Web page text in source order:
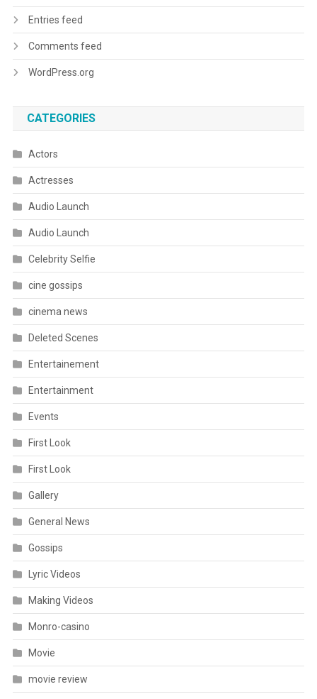
Entries feed
Comments feed
WordPress.org
CATEGORIES
Actors
Actresses
Audio Launch
Audio Launch
Celebrity Selfie
cine gossips
cinema news
Deleted Scenes
Entertainement
Entertainment
Events
First Look
First Look
Gallery
General News
Gossips
Lyric Videos
Making Videos
Monro-casino
Movie
movie review